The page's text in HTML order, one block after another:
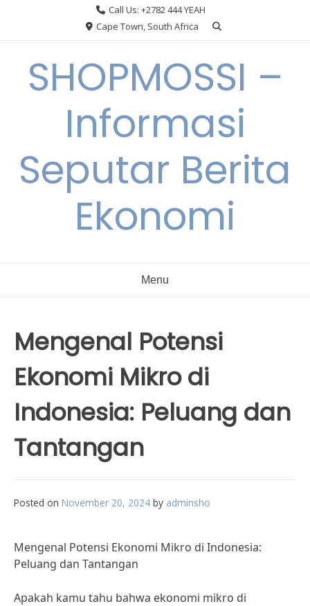
Call Us: +2782 444 YEAH
Cape Town, South Africa
SHOPMOSSI –
Informasi
Seputar Berita
Ekonomi
Menu
Mengenal Potensi
Ekonomi Mikro di
Indonesia: Peluang dan
Tantangan
Posted on November 20, 2024 by adminsho
Mengenal Potensi Ekonomi Mikro di Indonesia:
Peluang dan Tantangan
Apakah kamu tahu bahwa ekonomi mikro di